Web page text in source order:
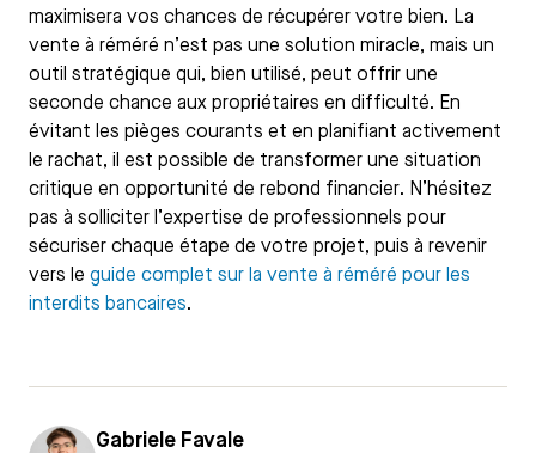
maximisera vos chances de récupérer votre bien. La
vente à réméré n’est pas une solution miracle, mais un
outil stratégique qui, bien utilisé, peut offrir une
seconde chance aux propriétaires en difficulté. En
évitant les pièges courants et en planifiant activement
le rachat, il est possible de transformer une situation
critique en opportunité de rebond financier. N’hésitez
pas à solliciter l’expertise de professionnels pour
sécuriser chaque étape de votre projet, puis à revenir
vers le guide complet sur la vente à réméré pour les
interdits bancaires.
Gabriele Favale